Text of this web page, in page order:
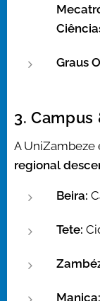
Graus
3.
A UniZambeze
regional
Beira:
Tete:
Manica: